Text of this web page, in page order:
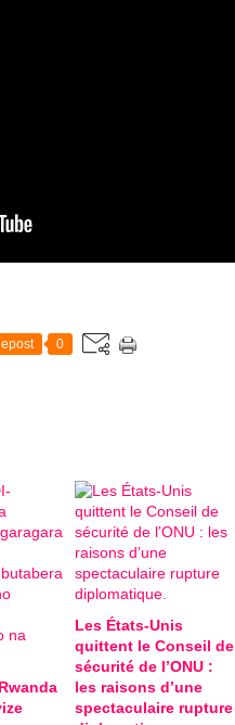
0
Les États-Unis
quittent le Conseil de
sécurité de l’ONU :
les raisons d’une
spectaculaire rupture